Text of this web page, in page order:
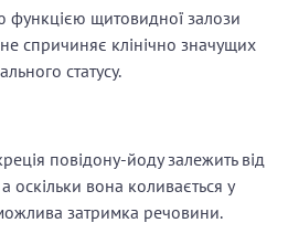
функцією щитовидної залози
спричиняє клінічно значущих
статусу.
повідону-йоду залежить від
оскільки вона коливається у
затримка речовини.